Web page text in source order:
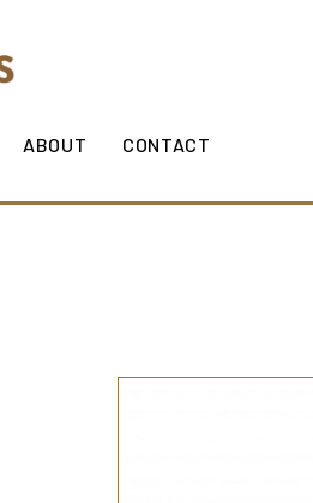
ABOUT CONTACT